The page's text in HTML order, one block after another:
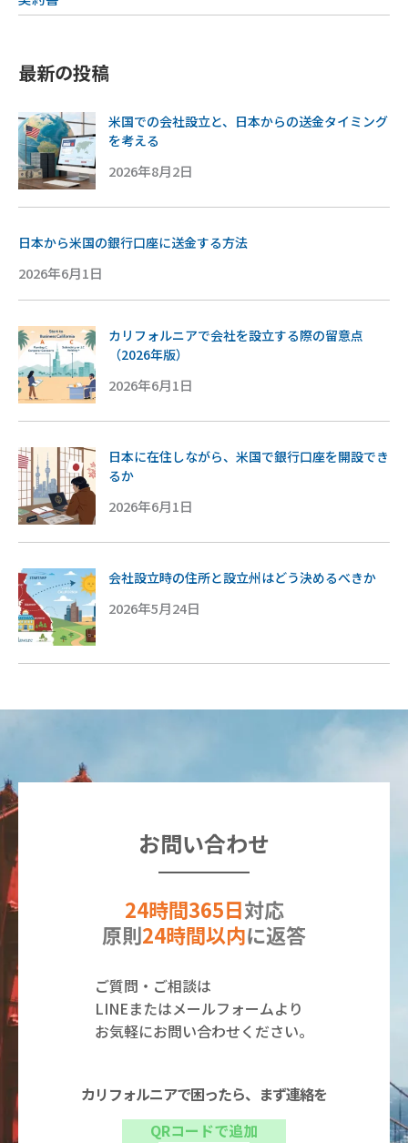
最新の投稿
米国での会社設立と、日本からの送金タイミング
を考える
2026年8月2日
日本から米国の銀行口座に送金する方法
2026年6月1日
カリフォルニアで会社を設立する際の留意点
（2026年版）
2026年6月1日
日本に在住しながら、米国で銀行口座を開設でき
るか
2026年6月1日
会社設立時の住所と設立州はどう決めるべきか
2026年5月24日
お問い合わせ
24時間365日対応
原則24時間以内に返答
ご質問・ご相談は
LINEまたはメールフォームより
お気軽にお問い合わせください。
カリフォルニアで困ったら、まず連絡を
QRコードで追加